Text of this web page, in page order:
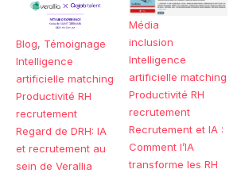
Blog, Témoignage
Intelligence
artificielle matching
Productivité RH
recrutement
Regard de DRH: IA
et recrutement au
sein de Verallia
Média
inclusion
Intelligence
artificielle matching
Productivité RH
recrutement
Recrutement et IA :
Comment l’IA
transforme les RH